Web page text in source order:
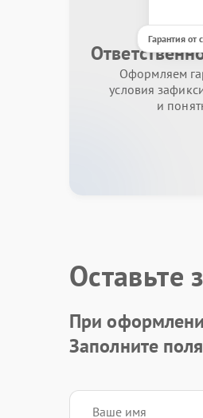
Гарантия от
Оформляем
условия
и
Оставьте
При
Заполните